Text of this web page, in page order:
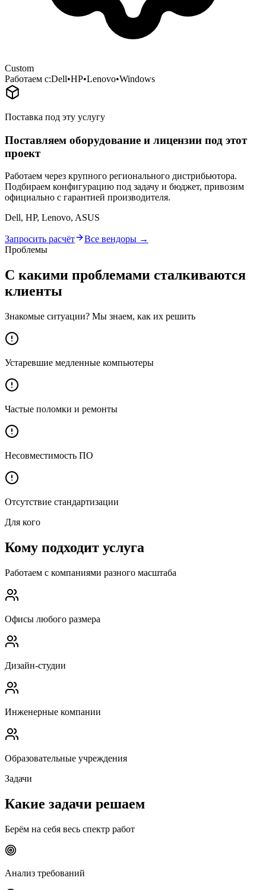
Custom
Работаем с:Dell•HP•Lenovo•Windows
Поставка под эту услугу
Поставляем оборудование и лицензии под этот
проект
Работаем через крупного регионального дистрибьютора.
Подбираем конфигурацию под задачу и бюджет, привозим
официально с гарантией производителя.
Dell, HP, Lenovo, ASUS
Запросить расчёт
Все вендоры →
Проблемы
С какими проблемами сталкиваются
клиенты
Знакомые ситуации? Мы знаем, как их решить
Устаревшие медленные компьютеры
Частые поломки и ремонты
Несовместимость ПО
Отсутствие стандартизации
Для кого
Кому подходит услуга
Работаем с компаниями разного масштаба
Офисы любого размера
Дизайн-студии
Инженерные компании
Образовательные учреждения
Задачи
Какие задачи решаем
Берём на себя весь спектр работ
Анализ требований